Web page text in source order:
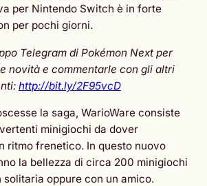
per Nintendo Switch è in forte
per pochi giorni.
Telegram di Pokémon Next per
novità e commentarle con gli altri
http://bit.ly/2F95vcD
la saga, WarioWare consiste
minigiochi da dover
ritmo frenetico. In questo nuovo
la bellezza di circa 200 minigiochi
oppure con un amico.